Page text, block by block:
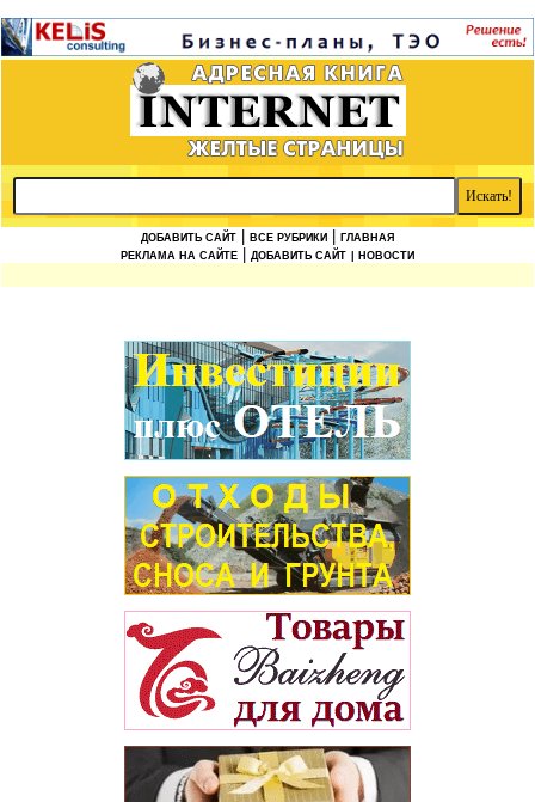
ДОБАВИТЬ САЙТ ВСЕ РУБРИКИ
ГЛАВНАЯ
РЕКЛАМА НА САЙТЕ
ДОБАВИТЬ САЙТ | НОВОСТИ